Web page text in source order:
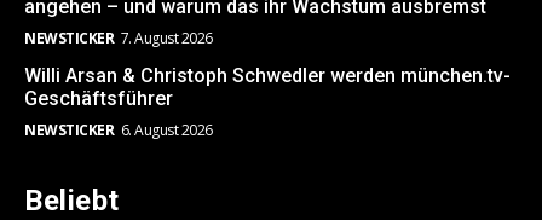
angehen – und warum das ihr Wachstum ausbremst
NEWSTICKER 7. August 2026
Willi Arsan & Christoph Schwedler werden münchen.tv-
Geschäftsführer
NEWSTICKER 6. August 2026
Beliebt